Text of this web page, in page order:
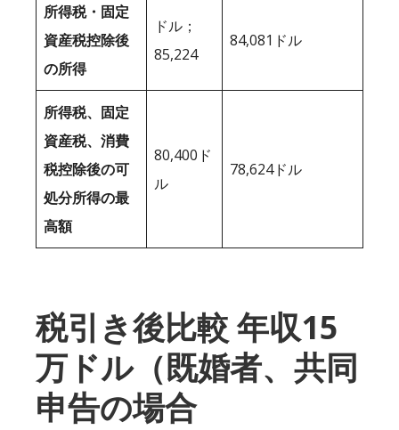
所得税・固定
資産税控除後
の所得
ドル；
85,224
84,081ドル
所得税、固定
資産税、消費
税控除後の可
処分所得の最
高額
80,400ド
ル
78,624ドル
税引き後比較 年収15
万ドル（既婚者、共同
申告の場合